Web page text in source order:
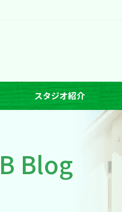
スタジオ紹介
Blog